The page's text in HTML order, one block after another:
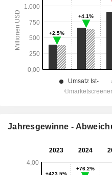
Jahresgewinne -